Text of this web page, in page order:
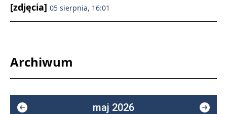
[zdjęcia] 05 sierpnia, 16:01
Archiwum
maj 2026